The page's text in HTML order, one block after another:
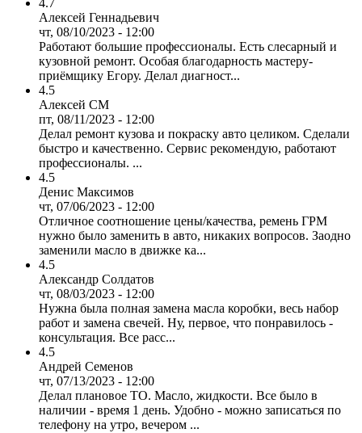
4.7
Алексей Геннадьевич
чт, 08/10/2023 - 12:00
Работают большие профессионалы. Есть слесарный и
кузовной ремонт. Особая благодарность мастеру-
приёмщику Егору. Делал диагност...
4.5
Алексей СМ
пт, 08/11/2023 - 12:00
Делал ремонт кузова и покраску авто целиком. Сделали
быстро и качественно. Сервис рекомендую, работают
профессионалы. ...
4.5
Денис Максимов
чт, 07/06/2023 - 12:00
Отличное соотношение цены/качества, ремень ГРМ
нужно было заменить в авто, никаких вопросов. Заодно
заменили масло в движке ка...
4.5
Александр Солдатов
чт, 08/03/2023 - 12:00
Нужна была полная замена масла коробки, весь набор
работ и замена свечей. Ну, первое, что понравилось -
консультация. Все расс...
4.5
Андрей Семенов
чт, 07/13/2023 - 12:00
Делал плановое ТО. Масло, жидкости. Все было в
наличии - время 1 день. Удобно - можно записаться по
телефону на утро, вечером ...